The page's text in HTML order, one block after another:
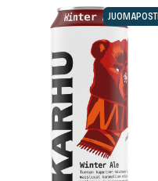
JUOMAPOSTI